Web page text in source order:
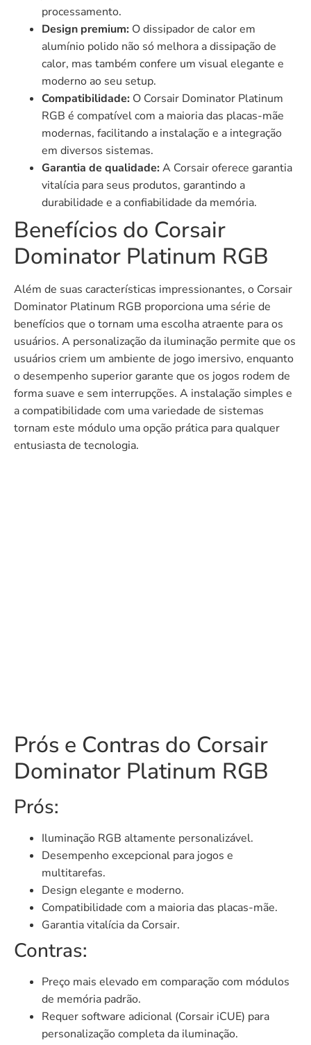
processamento.
Design premium: O dissipador de calor em
alumínio polido não só melhora a dissipação de
calor, mas também confere um visual elegante e
moderno ao seu setup.
Compatibilidade: O Corsair Dominator Platinum
RGB é compatível com a maioria das placas-mãe
modernas, facilitando a instalação e a integração
em diversos sistemas.
Garantia de qualidade: A Corsair oferece garantia
vitalícia para seus produtos, garantindo a
durabilidade e a confiabilidade da memória.
Benefícios do Corsair
Dominator Platinum RGB
Além de suas características impressionantes, o Corsair
Dominator Platinum RGB proporciona uma série de
benefícios que o tornam uma escolha atraente para os
usuários. A personalização da iluminação permite que os
usuários criem um ambiente de jogo imersivo, enquanto
o desempenho superior garante que os jogos rodem de
forma suave e sem interrupções. A instalação simples e
a compatibilidade com uma variedade de sistemas
tornam este módulo uma opção prática para qualquer
entusiasta de tecnologia.
Prós e Contras do Corsair
Dominator Platinum RGB
Prós:
Iluminação RGB altamente personalizável.
Desempenho excepcional para jogos e
multitarefas.
Design elegante e moderno.
Compatibilidade com a maioria das placas-mãe.
Garantia vitalícia da Corsair.
Contras:
Preço mais elevado em comparação com módulos
de memória padrão.
Requer software adicional (Corsair iCUE) para
personalização completa da iluminação.